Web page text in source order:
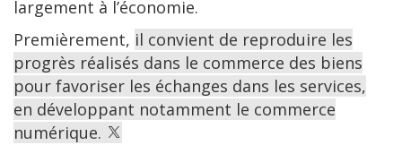
largement à l’économie.
Premièrement, il convient de reproduire les
progrès réalisés dans le commerce des biens
pour favoriser les échanges dans les services,
en développant notamment le commerce
numérique.